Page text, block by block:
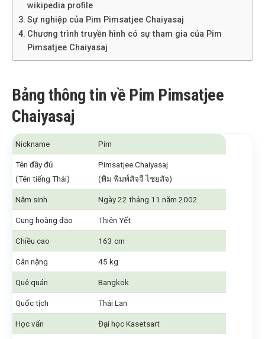
wikipedia profile
Sự nghiệp của Pim Pimsatjee Chaiyasaj
Chương trình truyền hình có sự tham gia của Pim
Pimsatjee Chaiyasaj
Bảng thông tin về Pim Pimsatjee
Chaiyasaj
Nickname Pim
Tên đầy đủ
(Tên tiếng Thái)
Pimsatjee Chaiyasaj
(พิม พิมพ์สัจจี ไชยสัจ)
Năm sinh Ngày 22 tháng 11 năm 2002
Cung hoàng đạo Thiên Yết
Chiều cao 163 cm
Cân nặng 45 kg
Quê quán Bangkok
Quốc tịch Thái Lan
Học vấn Đại học Kasetsart